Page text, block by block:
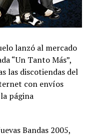
lanzó al mercado
“Un Tanto Más”,
las discotiendas del
con envíos
página
Bandas 2005,